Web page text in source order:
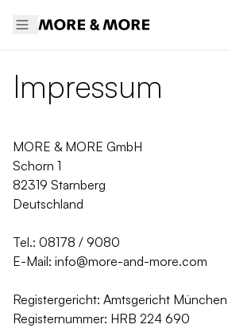
Impressum
MORE & MORE GmbH
Schorn 1
82319 Starnberg
Deutschland
Tel.: 08178 / 9080
E-Mail: info@more-and-more.com
Registergericht: Amtsgericht München
Registernummer: HRB 224 690